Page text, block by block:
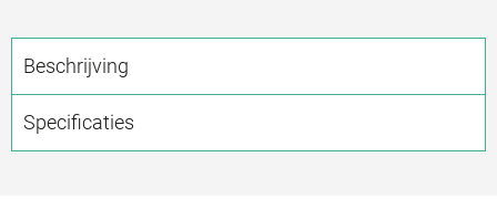
Beschrijving
Specificaties